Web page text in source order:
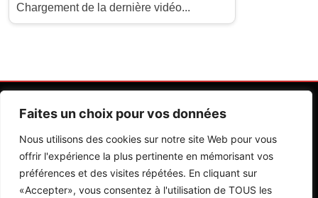
Faites un choix pour vos données
Nous utilisons des cookies sur notre site Web pour vous
offrir l'expérience la plus pertinente en mémorisant vos
préférences et des visites répétées. En cliquant sur
«Accepter», vous consentez à l'utilisation de TOUS les
Chargement de la dernière vidéo...
Contactez Nos Rédactions Mentions Légales